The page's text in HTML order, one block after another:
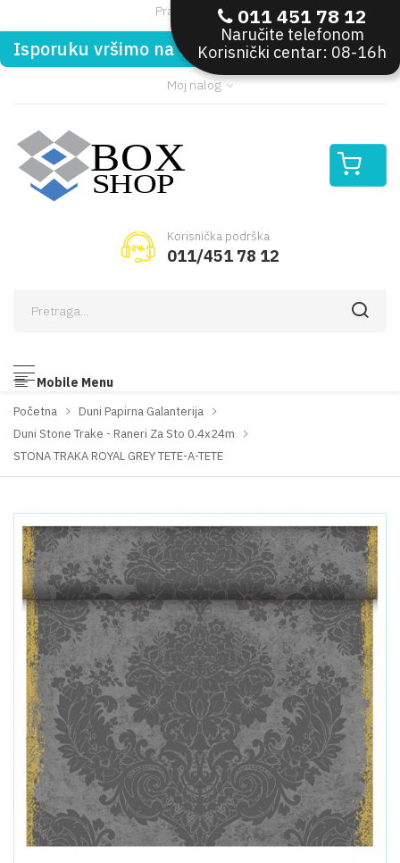
Pratite nas:
Isporuku vršimo na teritoriji Republike Srbije
Moj nalog
Korisnička podrška
011/451 78 12
Mobile Menu
011 451 78 12
Naručite telefonom
Korisnički centar: 08-16h
Početna
Duni Papirna Galanterija
Duni Stone Trake - Raneri Za Sto 0.4x24m
STONA TRAKA ROYAL GREY TETE-A-TETE